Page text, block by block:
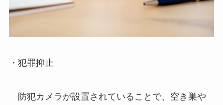
・犯罪抑止
防犯カメラが設置されていることで、空き巣や